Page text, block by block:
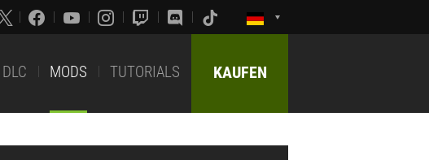
DLC MODS TUTORIALS KAUFEN